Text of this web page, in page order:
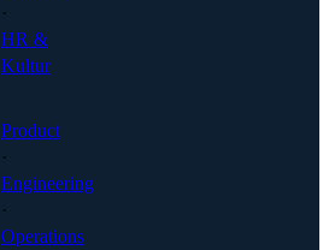
·
HR &
Kultur
Product
·
Engineering
·
Operations